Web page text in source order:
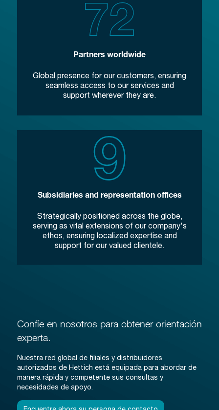
Partners worldwide
Global presence for our customers, ensuring
seamless access to our services and
support wherever they are.
Subsidiaries and representation offices
Strategically positioned across the globe,
serving as vital extensions of our company's
ethos, ensuring localized expertise and
support for our valued clientele.
Confíe en nosotros para obtener orientación
experta.
Nuestra red global de filiales y distribuidores
autorizados de Hettich está equipada para abordar de
manera rápida y competente sus consultas y
necesidades de apoyo.